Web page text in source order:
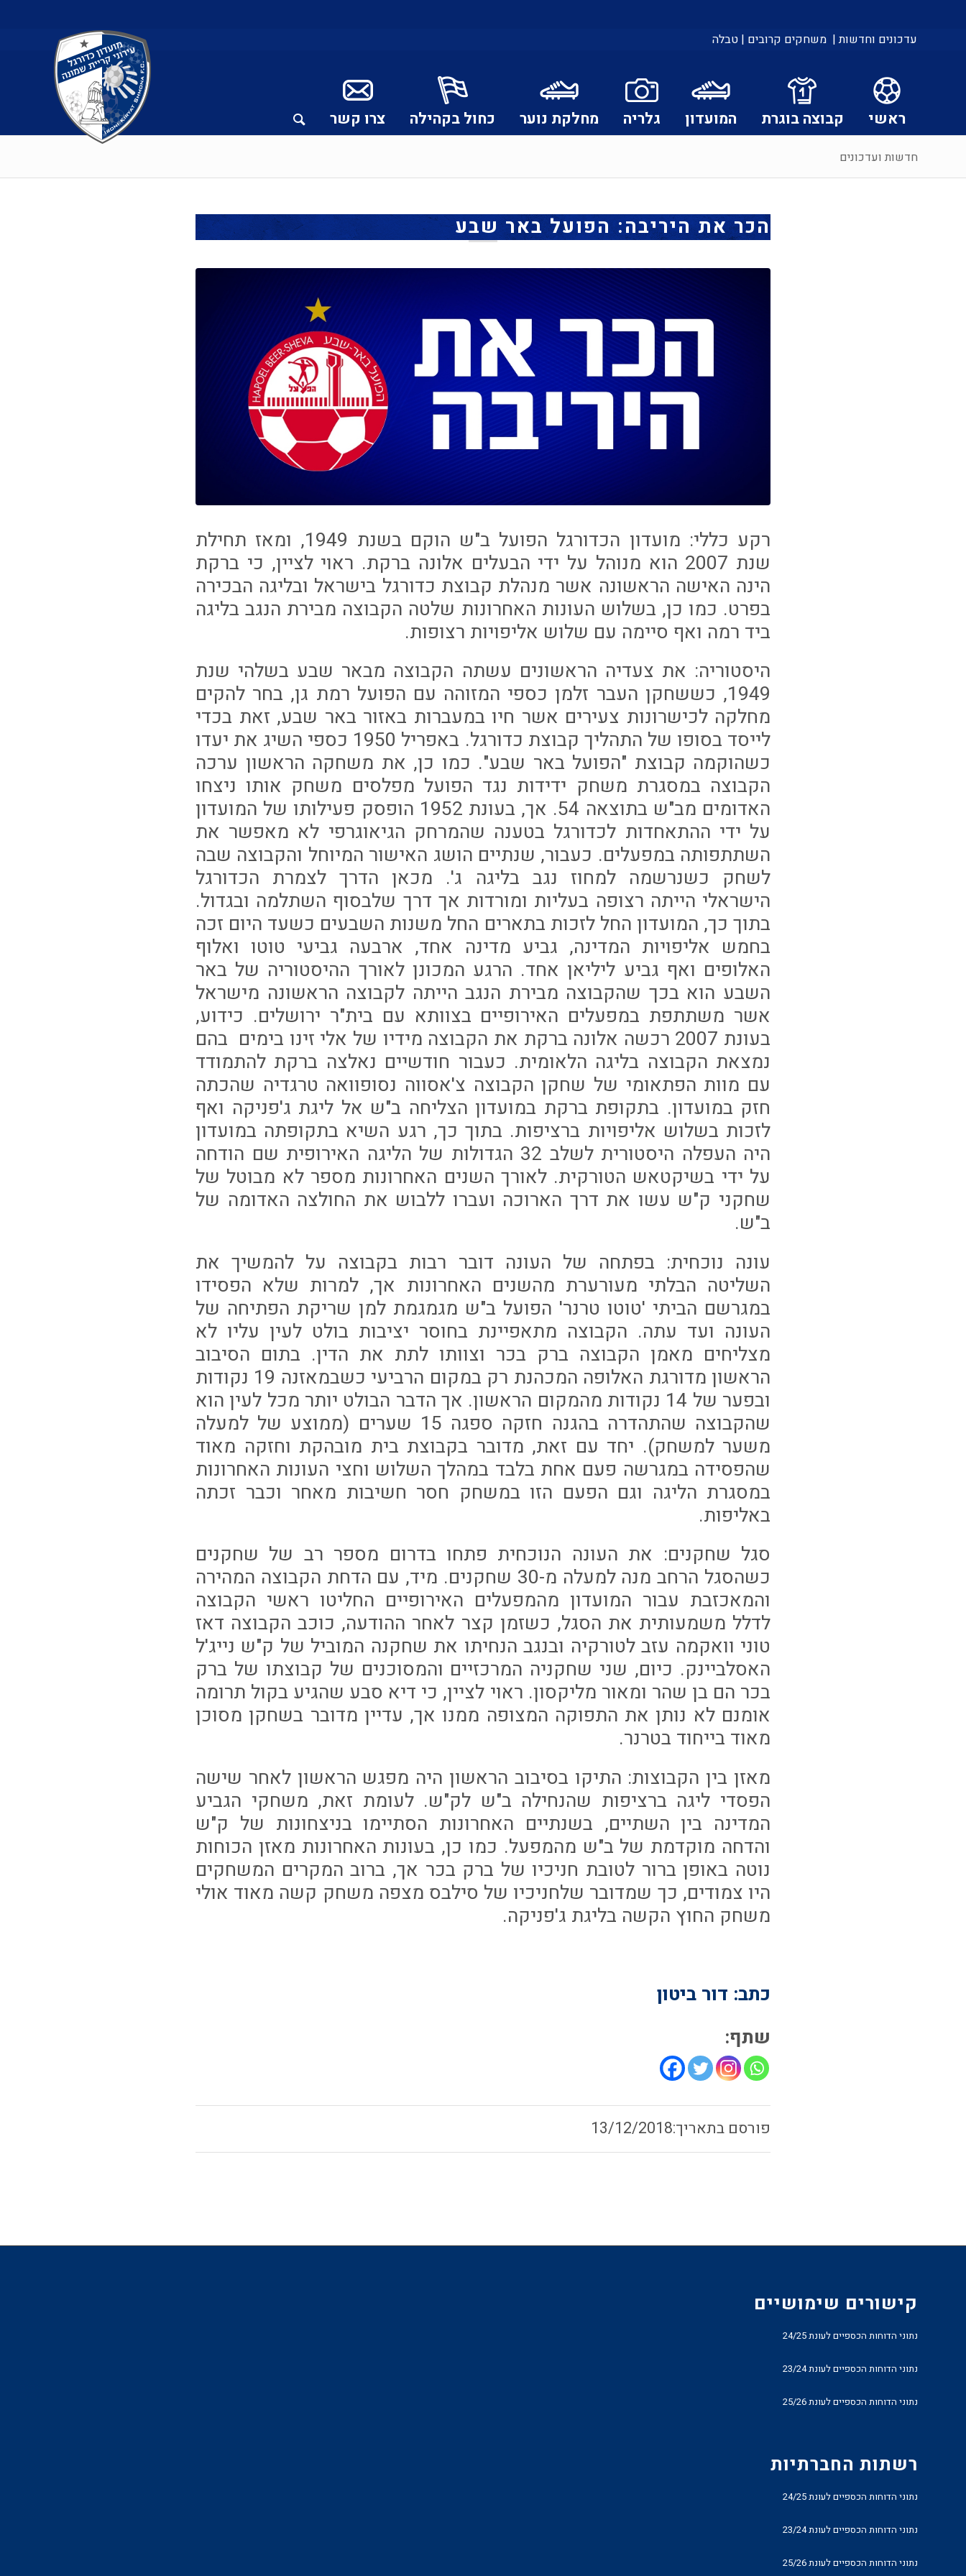
עדכונים וחדשות | משחקים קרובים | טבלה
ראשי קבוצה בוגרת המועדון גלריה מחלקת נוער כחול בקהילה צרו קשר
חדשות ועדכונים
הכר את היריבה: הפועל באר שבע
רקע כללי: מועדון הכדורגל הפועל ב"ש הוקם בשנת 1949, ומאז תחילת
שנת 2007 הוא מנוהל על ידי הבעלים אלונה ברקת. ראוי לציין, כי ברקת
הינה האישה הראשונה אשר מנהלת קבוצת כדורגל בישראל ובליגה הבכירה
בפרט. כמו כן, בשלוש העונות האחרונות שלטה הקבוצה מבירת הנגב בליגה
ביד רמה ואף סיימה עם שלוש אליפויות רצופות.
היסטוריה: את צעדיה הראשונים עשתה הקבוצה מבאר שבע בשלהי שנת
1949, כששחקן העבר זלמן כספי המזוהה עם הפועל רמת גן, בחר להקים
מחלקה לכישרונות צעירים אשר חיו במעברות באזור באר שבע, זאת בכדי
לייסד בסופו של התהליך קבוצת כדורגל. באפריל 1950 כספי השיג את יעדו
כשהוקמה קבוצת "הפועל באר שבע". כמו כן, את משחקה הראשון ערכה
הקבוצה במסגרת משחק ידידות נגד הפועל מפלסים משחק אותו ניצחו
האדומים מב"ש בתוצאה 54. אך, בעונת 1952 הופסק פעילותו של המועדון
על ידי ההתאחדות לכדורגל בטענה שהמרחק הגיאוגרפי לא מאפשר את
השתתפותה במפעלים. כעבור, שנתיים הושג האישור המיוחל והקבוצה שבה
לשחק כשנרשמה למחוז נגב בליגה ג'. מכאן הדרך לצמרת הכדורגל
הישראלי הייתה רצופה בעליות ומורדות אך דרך שלבסוף השתלמה ובגדול.
בתוך כך, המועדון החל לזכות בתארים החל משנות השבעים כשעד היום זכה
בחמש אליפויות המדינה, גביע מדינה אחד, ארבעה גביעי טוטו ואלוף
האלופים ואף גביע ליליאן אחד. הרגע המכונן לאורך ההיסטוריה של באר
השבע הוא בכך שהקבוצה מבירת הנגב הייתה לקבוצה הראשונה מישראל
אשר משתתפת במפעלים האירופיים בצוותא עם בית"ר ירושלים. כידוע,
בעונת 2007 רכשה אלונה ברקת את הקבוצה מידיו של אלי זינו בימים בהם
נמצאת הקבוצה בליגה הלאומית. כעבור חודשיים נאלצה ברקת להתמודד
עם מוות הפתאומי של שחקן הקבוצה צ'אסווה נסופוואה טרגדיה שהכתה
חזק במועדון. בתקופת ברקת במועדון הצליחה ב"ש אל ליגת ג'פניקה ואף
לזכות בשלוש אליפויות ברציפות. בתוך כך, רגע השיא בתקופתה במועדון
היה העפלה היסטורית לשלב 32 הגדולות של הליגה האירופית שם הודחה
על ידי בשיקטאש הטורקית. לאורך השנים האחרונות מספר לא מבוטל של
שחקני ק"ש עשו את דרך הארוכה ועברו ללבוש את החולצה האדומה של
ב"ש.
עונה נוכחית: בפתחה של העונה דובר רבות בקבוצה על להמשיך את
השליטה הבלתי מעורערת מהשנים האחרונות אך, למרות שלא הפסידו
במגרשם הביתי 'טוטו טרנר' הפועל ב"ש מגמגמת למן שריקת הפתיחה של
העונה ועד עתה. הקבוצה מתאפיינת בחוסר יציבות בולט לעין עליו לא
מצליחים מאמן הקבוצה ברק בכר וצוותו לתת את הדין. בתום הסיבוב
הראשון מדורגת האלופה המכהנת רק במקום הרביעי כשבמאזנה 19 נקודות
ובפער של 14 נקודות מהמקום הראשון. אך הדבר הבולט יותר מכל לעין הוא
שהקבוצה שהתהדרה בהגנה חזקה ספגה 15 שערים (ממוצע של למעלה
משער למשחק). יחד עם זאת, מדובר בקבוצת בית מובהקת וחזקה מאוד
שהפסידה במגרשה פעם אחת בלבד במהלך השלוש וחצי העונות האחרונות
במסגרת הליגה וגם הפעם הזו במשחק חסר חשיבות מאחר וכבר זכתה
באליפות.
סגל שחקנים: את העונה הנוכחית פתחו בדרום מספר רב של שחקנים
כשהסגל הרחב מנה למעלה מ-30 שחקנים. מיד, עם הדחת הקבוצה המהירה
והמאכזבת עבור המועדון מהמפעלים האירופיים החליטו ראשי הקבוצה
לדלל משמעותית את הסגל, כשזמן קצר לאחר ההודעה, כוכב הקבוצה דאז
טוני וואקמה עזב לטורקיה ובנגב הנחיתו את שחקנה המוביל של ק"ש נייג'ל
האסלביינק. כיום, שני שחקניה המרכזיים והמסוכנים של קבוצתו של ברק
בכר הם בן שהר ומאור מליקסון. ראוי לציין, כי דיא סבע שהגיע בקול תרומה
אומנם לא נותן את התפוקה המצופה ממנו אך, עדיין מדובר בשחקן מסוכן
מאוד בייחוד בטרנר.
מאזן בין הקבוצות: התיקו בסיבוב הראשון היה מפגש הראשון לאחר שישה
הפסדי ליגה ברציפות שהנחילה ב"ש לק"ש. לעומת זאת, משחקי הגביע
המדינה בין השתיים, בשנתיים האחרונות הסתיימו בניצחונות של ק"ש
והדחה מוקדמת של ב"ש מהמפעל. כמו כן, בעונות האחרונות מאזן הכוחות
נוטה באופן ברור לטובת חניכיו של ברק בכר אך, ברוב המקרים המשחקים
היו צמודים, כך שמדובר שלחניכיו של סילבס מצפה משחק קשה מאוד אולי
משחק החוץ הקשה בליגת ג'פניקה.
כתב: דור ביטון
שתף:
13/12/2018
קישורים שימושיים
נתוני הדוחות הכספיים לעונת 24/25
נתוני הדוחות הכספיים לעונת 23/24
נתוני הדוחות הכספיים לעונת 25/26
רשתות החברתיות
נתוני הדוחות הכספיים לעונת 24/25
נתוני הדוחות הכספיים לעונת 23/24
נתוני הדוחות הכספיים לעונת 25/26